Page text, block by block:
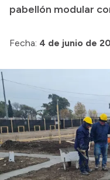
pabellón modular
Fecha: 4 de junio de